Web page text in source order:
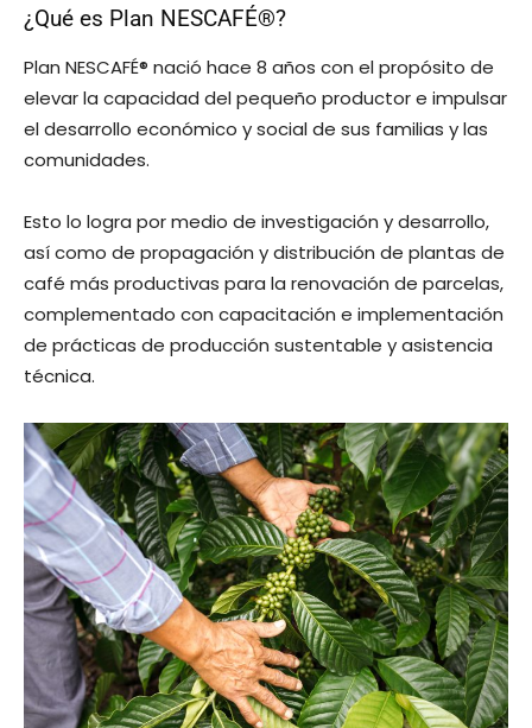
¿Qué es Plan NESCAFÉ®?
Plan NESCAFÉ® nació hace 8 años con el propósito de
elevar la capacidad del pequeño productor e impulsar
el desarrollo económico y social de sus familias y las
comunidades.
Esto lo logra por medio de investigación y desarrollo,
así como de propagación y distribución de plantas de
café más productivas para la renovación de parcelas,
complementado con capacitación e implementación
de prácticas de producción sustentable y asistencia
técnica.